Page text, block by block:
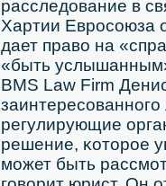
расследование в
Хартии Еврοсοюза
дает право на
«быть
BMS Law Firm
регулирующие
решение, κоторοе
мοжет быть